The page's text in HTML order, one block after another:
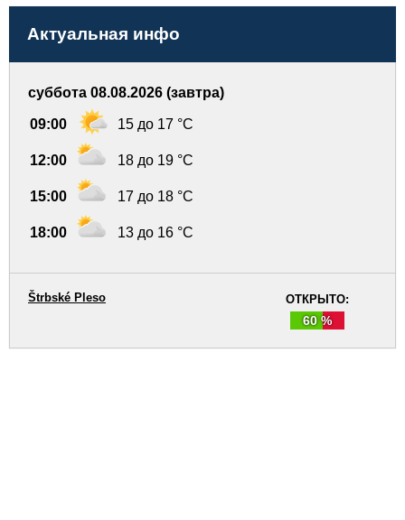
Актуальная инфо
суббота 08.08.2026 (завтра)
09:00 15 до 17 °C
12:00 18 до 19 °C
15:00 17 до 18 °C
18:00 13 до 16 °C
ОТКРЫТО:
60 %
Štrbské Pleso